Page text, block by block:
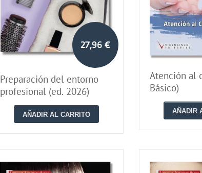
27,96 €
Preparación del entorno
profesional (ed. 2026)
AÑADIR AL CARRITO
Atención al
Básico)
AÑADIR